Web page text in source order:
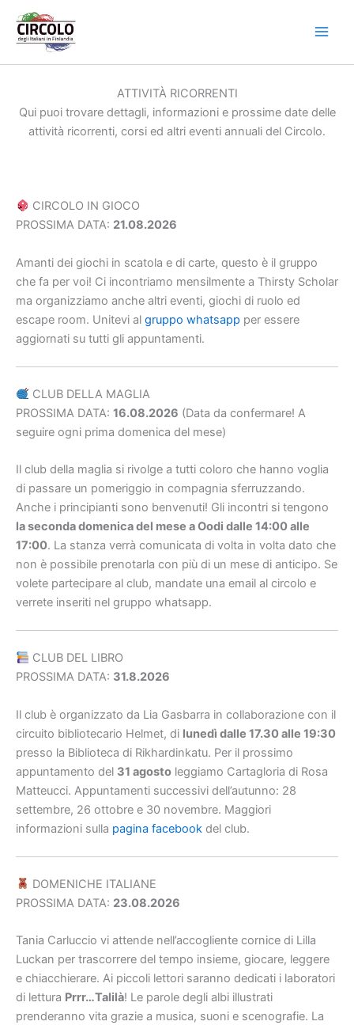
contenuto
ATTIVITÀ RICORRENTI
Qui puoi trovare dettagli, informazioni e prossime date delle
attività ricorrenti, corsi ed altri eventi annuali del Circolo.
CIRCOLO IN GIOCO
PROSSIMA DATA: 21.08.2026
Amanti dei giochi in scatola e di carte, questo è il gruppo
che fa per voi! Ci incontriamo mensilmente a Thirsty Scholar
ma organizziamo anche altri eventi, giochi di ruolo ed
escape room. Unitevi al gruppo whatsapp per essere
aggiornati su tutti gli appuntamenti.
CLUB DELLA MAGLIA
PROSSIMA DATA: 16.08.2026 (Data da confermare! A
seguire ogni prima domenica del mese)
Il club della maglia si rivolge a tutti coloro che hanno voglia
di passare un pomeriggio in compagnia sferruzzando.
Anche i principianti sono benvenuti! Gli incontri si tengono
la seconda domenica del mese a Oodi dalle 14:00 alle
17:00. La stanza verrà comunicata di volta in volta dato che
non è possibile prenotarla con più di un mese di anticipo. Se
volete partecipare al club, mandate una email al circolo e
verrete inseriti nel gruppo whatsapp.
CLUB DEL LIBRO
PROSSIMA DATA: 31.8.2026
Il club è organizzato da Lia Gasbarra in collaborazione con il
circuito bibliotecario Helmet, di lunedì dalle 17.30 alle 19:30
presso la Biblioteca di Rikhardinkatu. Per il prossimo
appuntamento del 31 agosto leggiamo Cartagloria di Rosa
Matteucci. Appuntamenti successivi dell’autunno: 28
settembre, 26 ottobre e 30 novembre. Maggiori
informazioni sulla pagina facebook del club.
DOMENICHE ITALIANE
PROSSIMA DATA: 23.08.2026
Tania Carluccio vi attende nell’accogliente cornice di Lilla
Luckan per trascorrere del tempo insieme, giocare, leggere
e chiacchierare. Ai piccoli lettori saranno dedicati i laboratori
di lettura Prrr…Talilà! Le parole degli albi illustrati
prenderanno vita grazie a musica, suoni e scenografie. La